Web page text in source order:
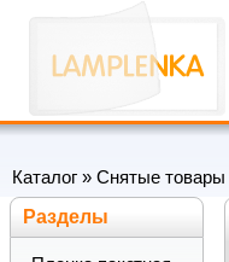
Каталог » Снятые товары
Разделы